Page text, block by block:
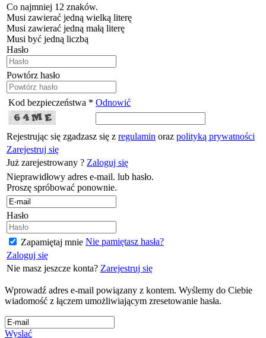
Co najmniej 12 znaków.
Musi zawierać jedną wielką literę
Musi zawierać jedną małą literę
Musi być jedną liczbą
Hasło
Powtórz hasło
Kod bezpieczeństwa * Odnowić
Rejestrując się zgadzasz się z regulamin oraz polityką prywatności
Zarejestruj się
Już zarejestrowany ? Zaloguj się
Nieprawidłowy adres e-mail. lub hasło.
Proszę spróbować ponownie.
Hasło
Zapamiętaj mnie Nie pamiętasz hasła?
Zaloguj się
Nie masz jeszcze konta? Zarejestruj się
Wprowadź adres e-mail powiązany z kontem. Wyślemy do Ciebie
wiadomość z łączem umożliwiającym zresetowanie hasła.
Wyslać